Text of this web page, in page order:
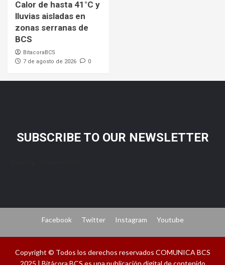
Calor de hasta 41°C y
lluvias aisladas en
zonas serranas de
BCS
BitacoraBCS
7 de agosto de 2026
0
SUBSCRIBE TO OUR NEWSLETTER
Facebook Twitter Instagram Youtube
Copyright © Todos los derechos reservados COMUNICA BCS